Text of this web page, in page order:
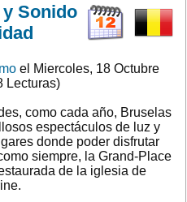
Sonido
el Miercoles, 18 Octubre
Lecturas)
como cada año, Bruselas
espectáculos de luz y
donde poder disfrutar
siempre, la Grand-Place
de la iglesia de